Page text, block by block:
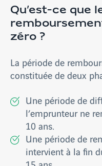
Qu’est-ce que
zéro ?
La période de
constituée de deux
Une période de
l’emprunteur ne
10 ans.
Une période de
intervient à la fin